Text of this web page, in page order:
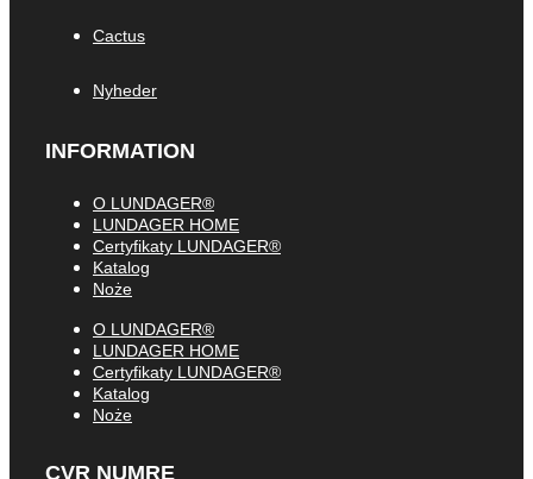
Cactus
Nyheder
INFORMATION
O LUNDAGER®
LUNDAGER HOME
Certyfikaty LUNDAGER®
Katalog
Noże
O LUNDAGER®
LUNDAGER HOME
Certyfikaty LUNDAGER®
Katalog
Noże
CVR NUMRE